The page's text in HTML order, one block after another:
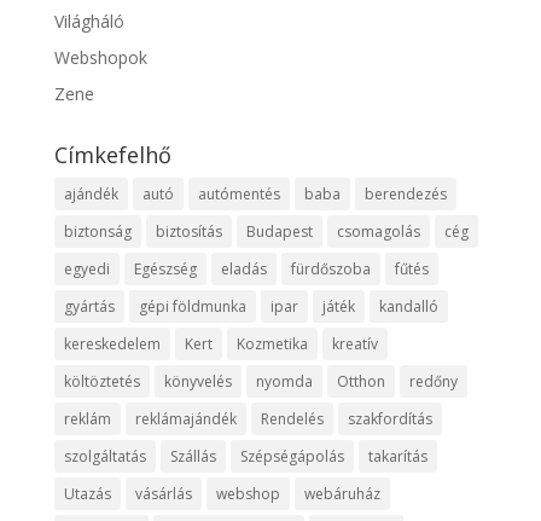
Világháló
Webshopok
Zene
Címkefelhő
ajándék autó autómentés baba
berendezés
biztonság
biztosítás Budapest csomagolás
cég
egyedi
Egészség eladás fürdőszoba
fűtés
gyártás
gépi földmunka ipar játék
kandalló
kereskedelem
Kert Kozmetika
kreatív
költöztetés
könyvelés nyomda Otthon
redőny
reklám
reklámajándék Rendelés
szakfordítás
szolgáltatás
Szállás Szépségápolás
takarítás
Utazás
vásárlás webshop
webáruház